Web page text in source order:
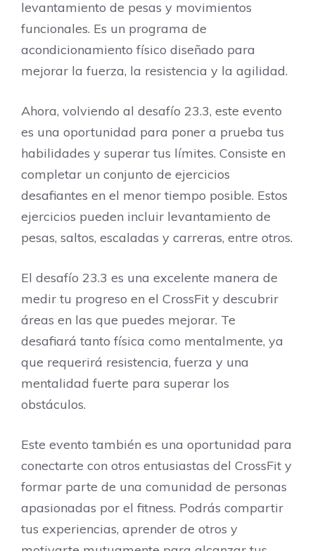
levantamiento de pesas y movimientos
funcionales. Es un programa de
acondicionamiento físico diseñado para
mejorar la fuerza, la resistencia y la agilidad.
Ahora, volviendo al desafío 23.3, este evento
es una oportunidad para poner a prueba tus
habilidades y superar tus límites. Consiste en
completar un conjunto de ejercicios
desafiantes en el menor tiempo posible. Estos
ejercicios pueden incluir levantamiento de
pesas, saltos, escaladas y carreras, entre otros.
El desafío 23.3 es una excelente manera de
medir tu progreso en el CrossFit y descubrir
áreas en las que puedes mejorar. Te
desafiará tanto física como mentalmente, ya
que requerirá resistencia, fuerza y una
mentalidad fuerte para superar los
obstáculos.
Este evento también es una oportunidad para
conectarte con otros entusiastas del CrossFit y
formar parte de una comunidad de personas
apasionadas por el fitness. Podrás compartir
tus experiencias, aprender de otros y